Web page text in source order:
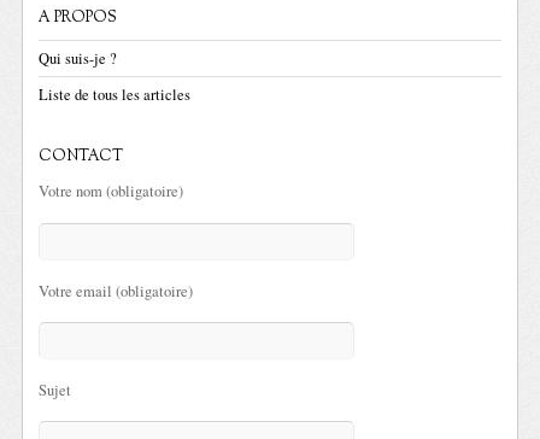
A PROPOS
Qui suis-je ?
Liste de tous les articles
CONTACT
Votre nom (obligatoire)
Votre email (obligatoire)
Sujet